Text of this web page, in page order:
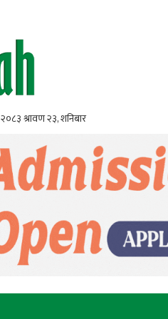
२०८३ श्रावण २३, शनिबार